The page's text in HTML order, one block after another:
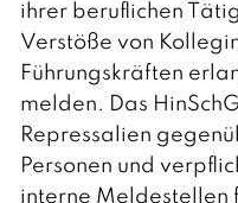
ihrer beruflichen
Verstöße von
Führungskräften
melden. Das
Repressalien
Personen und
interne Meldestellen